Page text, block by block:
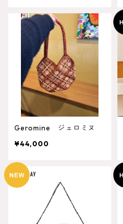
Geromine ジェロミヌ
¥44,000